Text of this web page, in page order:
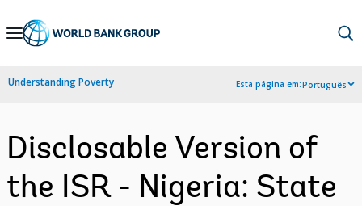
Skip
Navigation
Understanding Poverty Esta página em:Português
Disclosable Version of
the ISR - Nigeria: State